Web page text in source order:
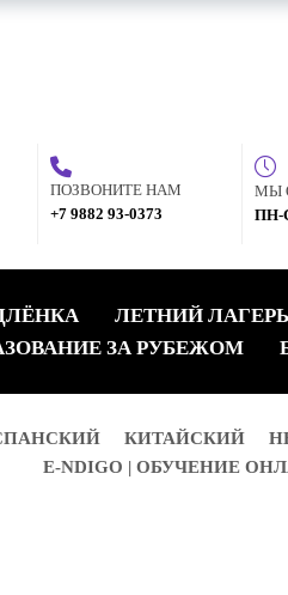
ПОЗВОНИТЕ НАМ
+7 9882 93-0373
МЫ
ПН-
ЛЕТНИЙ ЛАГЕРЬ
ЗА РУБЕЖОМ
КИТАЙСКИЙ
E-NDIGO | ОБУЧЕНИЕ